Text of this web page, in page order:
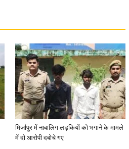
मिर्जापुर में नाबालिग लड़कियों को भगाने के मामले
में दो आरोपी दबोचे गए